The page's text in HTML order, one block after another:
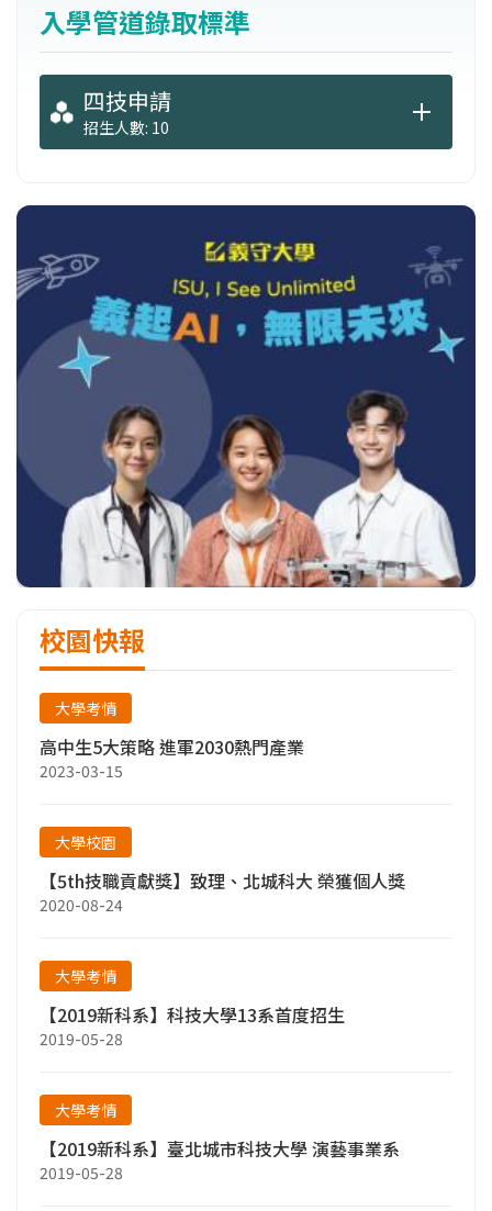
入學管道錄取標準
四技申請
招生人數: 10
校園快報
大學考情
高中生5大策略 進軍2030熱門產業
2023-03-15
大學校園
【5th技職貢獻獎】致理、北城科大 榮獲個人獎
2020-08-24
大學考情
【2019新科系】科技大學13系首度招生
2019-05-28
大學考情
【2019新科系】臺北城市科技大學 演藝事業系
2019-05-28